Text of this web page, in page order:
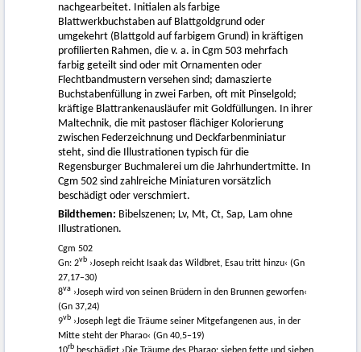
nachgearbeitet. Initialen als farbige
Blattwerkbuchstaben auf Blattgoldgrund oder
umgekehrt (Blattgold auf farbigem Grund) in kräftigen
profilierten Rahmen, die v. a. in Cgm 503 mehrfach
farbig geteilt sind oder mit Ornamenten oder
Flechtbandmustern versehen sind; damaszierte
Buchstabenfüllung in zwei Farben, oft mit Pinselgold;
kräftige Blattrankenausläufer mit Goldfüllungen. In ihrer
Maltechnik, die mit pastoser flächiger Kolorierung
zwischen Federzeichnung und Deckfarbenminiatur
steht, sind die Illustrationen typisch für die
Regensburger Buchmalerei um die Jahrhundertmitte. In
Cgm 502 sind zahlreiche Miniaturen vorsätzlich
beschädigt oder verschmiert.
Bildthemen: Bibelszenen; Lv, Mt, Ct, Sap, Lam ohne
Illustrationen.
Cgm 502
Gn: 2vb ›Joseph reicht Isaak das Wildbret, Esau tritt hinzu‹ (Gn
27,17–30)
8va ›Joseph wird von seinen Brüdern in den Brunnen geworfen‹
(Gn 37,24)
9vb ›Joseph legt die Träume seiner Mitgefangenen aus, in der
Mitte steht der Pharao‹ (Gn 40,5–19)
rb